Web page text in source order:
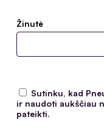
Žinutė
Sutinku, kad
ir naudoti aukščiau
pateikti.